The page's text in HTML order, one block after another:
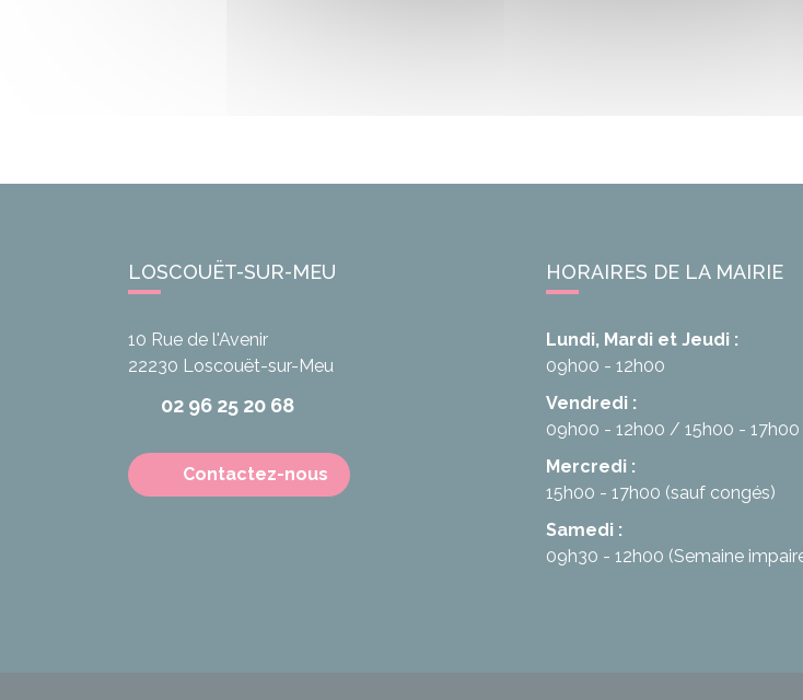
LOSCOUËT-SUR-MEU
10 Rue de l'Avenir
22230 Loscouët-sur-Meu
02 96 25 20 68
Contactez-nous
HORAIRES DE LA MAIRIE
Lundi, Mardi et Jeudi :
09h00 - 12h00
Vendredi :
09h00 - 12h00
15h00 - 17h00
Mercredi :
15h00 - 17h00 (sauf congés)
Samedi :
09h30 - 12h00 (Semaine